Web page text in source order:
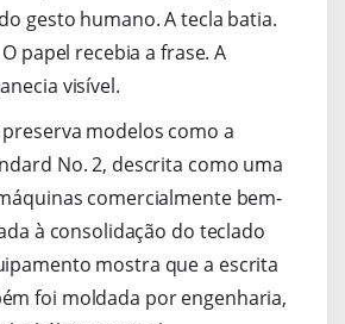
gesto humano. A tecla batia.
papel recebia a frase. A
visível.
preserva modelos como a
No. 2, descrita como uma
comercialmente bem-
à consolidação do teclado
mostra que a escrita
foi moldada por engenharia,